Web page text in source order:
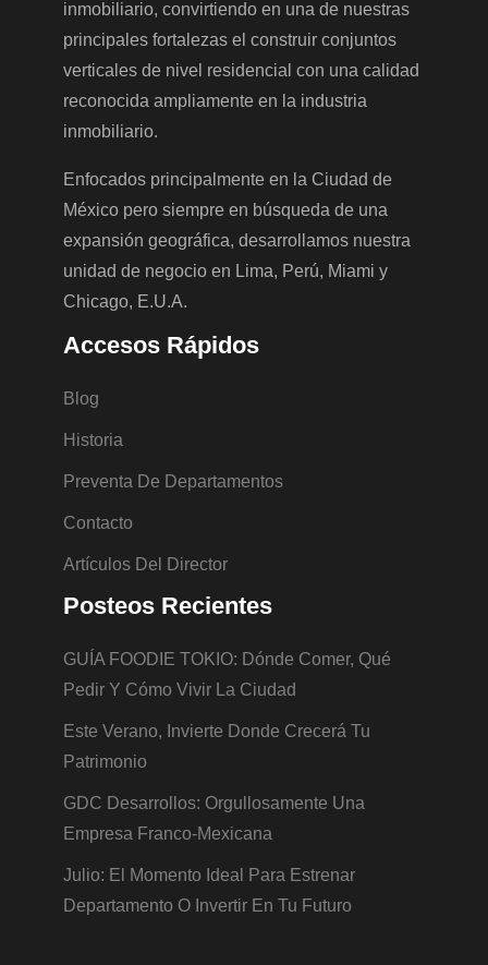
inmobiliario, convirtiendo en una de nuestras
principales fortalezas el construir conjuntos
verticales de nivel residencial con una calidad
reconocida ampliamente en la industria
inmobiliario.
Enfocados principalmente en la Ciudad de
México pero siempre en búsqueda de una
expansión geográfica, desarrollamos nuestra
unidad de negocio en Lima, Perú, Miami y
Chicago, E.U.A.
Accesos Rápidos
Blog
Historia
Preventa De Departamentos
Contacto
Artículos Del Director
Posteos Recientes
GUÍA FOODIE TOKIO: Dónde Comer, Qué
Pedir Y Cómo Vivir La Ciudad
Este Verano, Invierte Donde Crecerá Tu
Patrimonio
GDC Desarrollos: Orgullosamente Una
Empresa Franco-Mexicana
Julio: El Momento Ideal Para Estrenar
Departamento O Invertir En Tu Futuro